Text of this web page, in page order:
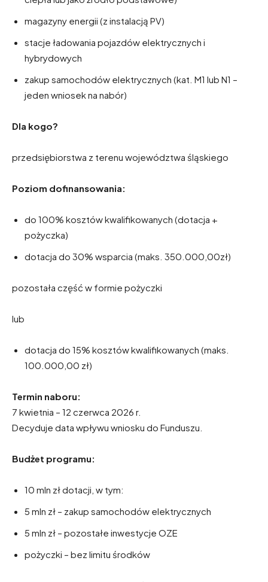
magazyny energii (z instalacją PV)
stacje ładowania pojazdów elektrycznych i
hybrydowych
zakup samochodów elektrycznych (kat. M1 lub N1 –
jeden wniosek na nabór)
Dla kogo?
przedsiębiorstwa z terenu województwa śląskiego
Poziom dofinansowania:
do 100% kosztów kwalifikowanych (dotacja +
pożyczka)
dotacja do 30% wsparcia (maks. 350.000,00zł)
pozostała część w formie pożyczki
lub
dotacja do 15% kosztów kwalifikowanych (maks.
100.000,00 zł)
Termin naboru:
7 kwietnia – 12 czerwca 2026 r.
Decyduje data wpływu wniosku do Funduszu.
Budżet programu:
10 mln zł dotacji, w tym:
5 mln zł – zakup samochodów elektrycznych
5 mln zł – pozostałe inwestycje OZE
pożyczki – bez limitu środków